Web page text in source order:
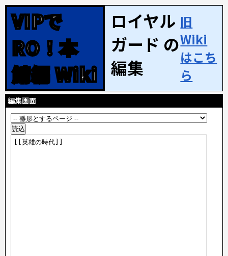
VIPで
RO！本
鯖編 Wiki
ロイヤル
ガード の
編集
旧
Wiki
はこち
ら
編集画面